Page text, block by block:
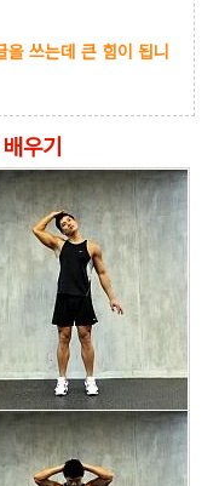
쓰는데 큰 힘이 됩니
우기